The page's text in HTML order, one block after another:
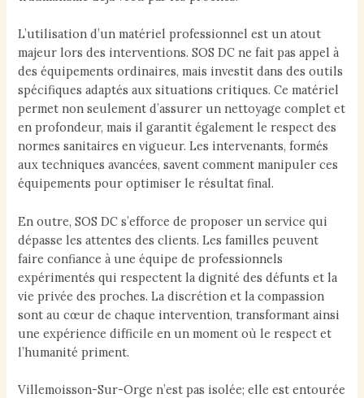
L’utilisation d’un matériel professionnel est un atout
majeur lors des interventions. SOS DC ne fait pas appel à
des équipements ordinaires, mais investit dans des outils
spécifiques adaptés aux situations critiques. Ce matériel
permet non seulement d’assurer un nettoyage complet et
en profondeur, mais il garantit également le respect des
normes sanitaires en vigueur. Les intervenants, formés
aux techniques avancées, savent comment manipuler ces
équipements pour optimiser le résultat final.
En outre, SOS DC s’efforce de proposer un service qui
dépasse les attentes des clients. Les familles peuvent
faire confiance à une équipe de professionnels
expérimentés qui respectent la dignité des défunts et la
vie privée des proches. La discrétion et la compassion
sont au cœur de chaque intervention, transformant ainsi
une expérience difficile en un moment où le respect et
l’humanité priment.
Villemoisson-Sur-Orge n’est pas isolée; elle est entourée